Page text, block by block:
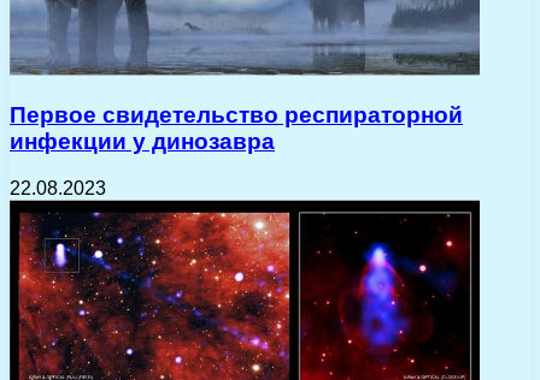
Первое свидетельство респираторной
инфекции у динозавра
22.08.2023